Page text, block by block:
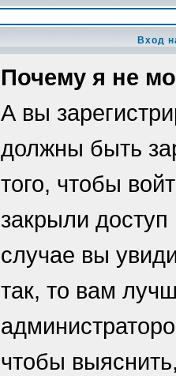
Вход
Почему я не
А вы
должны быть
того, чтобы
закрыли
случае вы
так, то вам
чтобы